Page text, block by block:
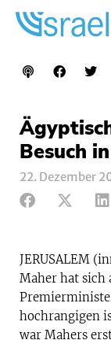
Besuch
22. Dezember
JERUSALEM
Maher hat sich
hochrangigen
war Mahers